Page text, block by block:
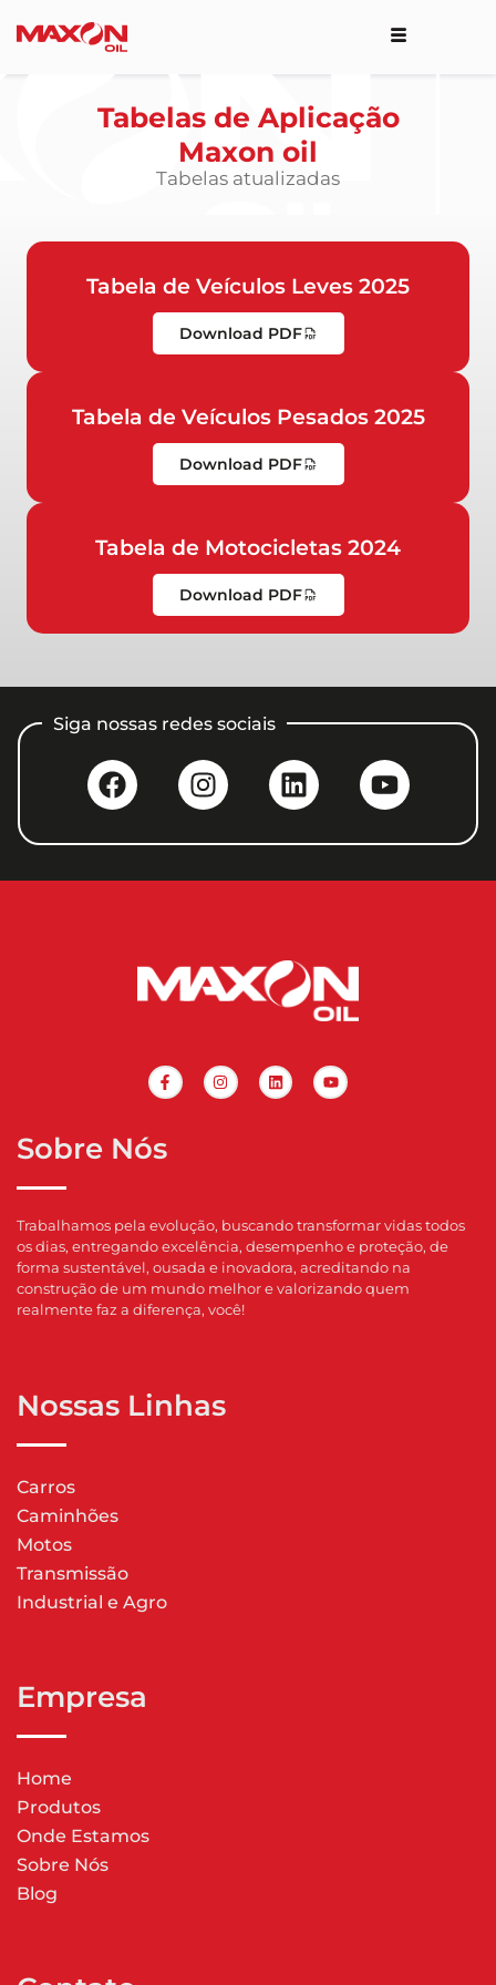
Tabelas de Aplicação
Maxon oil
Tabelas atualizadas
Tabela de Veículos Leves 2025
Download PDF
Tabela de Veículos Pesados 2025
Download PDF
Tabela de Motocicletas 2024
Download PDF
Siga nossas redes sociais
Sobre Nós
Trabalhamos pela evolução, buscando transformar vidas todos
os dias, entregando excelência, desempenho e proteção, de
forma sustentável, ousada e inovadora, acreditando na
construção de um mundo melhor e valorizando quem
realmente faz a diferença, você!
Nossas Linhas
Carros
Caminhões
Motos
Transmissão
Industrial e Agro
Empresa
Home
Produtos
Onde Estamos
Sobre Nós
Blog